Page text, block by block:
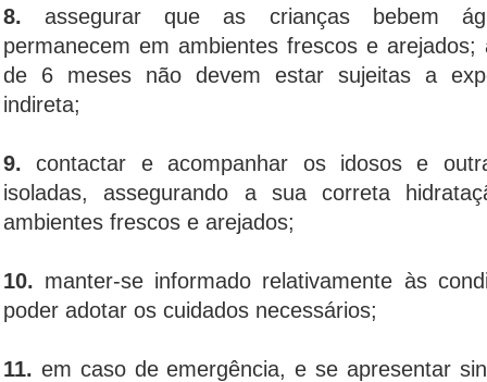
8.assegurar que as crianças bebem
permanecem em ambientes frescos e
de 6 meses não devem estar sujeitas a
indireta;
9.contactar e acompanhar os idosos e
isoladas, assegurando a sua correta
ambientes frescos e arejados;
10. manter-se informado relativamente às
poder adotar os cuidados necessários;
11. em caso de emergência, e se apresentar